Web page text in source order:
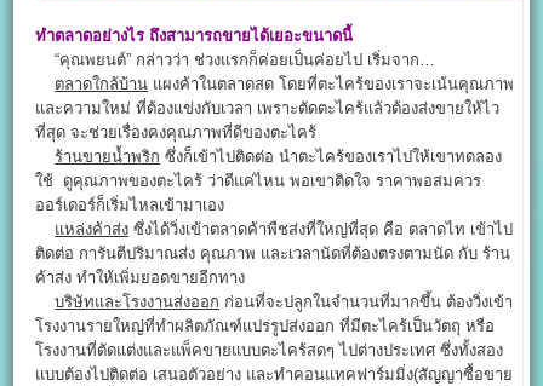
ทำตลาดอย่างไร ถึงสามารถขายได้เยอะขนาดนี้
“คุณพยนต์” กล่าวว่า ช่วงแรกก็ค่อยเป็นค่อยไป เริ่มจาก…
ตลาดใกล้บ้าน แผงค้าในตลาดสด โดยที่ตะไคร้ของเราจะเน้นคุณภาพ
และความใหม่ ที่ต้องแข่งกับเวลา เพราะตัดตะไคร้แล้วต้องส่งขายให้ไว
ที่สุด จะช่วยเรื่องคงคุณภาพที่ดีของตะไคร้
ร้านขายน้ำพริก ซึ่งก็เข้าไปติดต่อ นำตะไคร้ของเราไปให้เขาทดลอง
ใช้ ดูคุณภาพของตะไคร้ ว่าดีแค่ไหน พอเขาติดใจ ราคาพอสมควร
ออร์เดอร์ก็เริ่มไหลเข้ามาเอง
แหล่งค้าส่ง ซึ่งได้วิ่งเข้าตลาดค้าพืชส่งที่ใหญ่ที่สุด คือ ตลาดไท เข้าไป
ติดต่อ การันตีปริมาณส่ง คุณภาพ และเวลานัดที่ต้องตรงตามนัด กับ ร้าน
ค้าส่ง ทำให้เพิ่มยอดขายอีกทาง
บริษัทและโรงงานส่งออก ก่อนที่จะปลูกในจำนวนที่มากขึ้น ต้องวิ่งเข้า
โรงงานรายใหญ่ที่ทำผลิตภัณฑ์แปรรูปส่งออก ที่มีตะไคร้เป็นวัตถุ หรือ
โรงงานที่ตัดแต่งและแพ็คขายแบบตะไคร้สดๆ ไปต่างประเทศ ซึ่งทั้งสอง
แบบต้องไปติดต่อ เสนอตัวอย่าง และทำคอนแทคฟาร์มมิ่ง(สัญญาซื้อขาย